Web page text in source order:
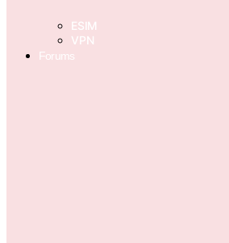
ESIM
VPN
Forums